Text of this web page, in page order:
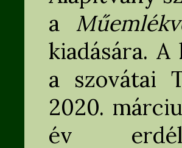
a
kiadására.
a szovátai
2020.
év